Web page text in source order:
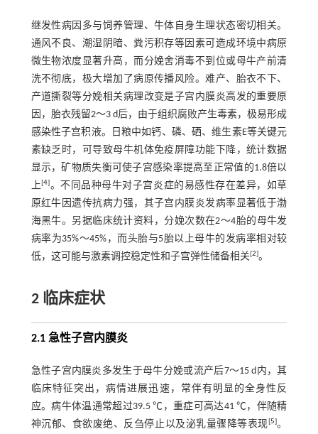
继发性病因多与饲养管理、牛体自身生理状态密切相关。
通风不良、潮湿阴暗、粪污积存等因素可造成环境中病原
微生物浓度显著升高，而分娩舍消毒不到位或母牛产前清
洗不彻底，极大增加了病原传播风险。难产、胎衣不下、
产道撕裂等分娩相关病理改变是子宫内膜炎高发的重要原
因，胎衣残留2～3 d后，由于组织腐败产生毒素，极易形成
感染性子宫积液。日粮中如钙、磷、硒、维生素E等关键元
素缺乏时，可导致母牛机体免疫屏障功能下降，统计数据
显示，矿物质失衡可使子宫感染率提高至正常值的1.8倍以
上[4]。不同品种母牛对子宫炎症的易感性存在差异，如草
原红牛因遗传抗病力强，其子宫内膜炎发病率显著低于渤
海黑牛。另据临床统计资料，分娩次数在2～4胎的母牛发
病率为35%～45%，而头胎与5胎以上母牛的发病率相对较
低，这可能与激素调控稳定性和子宫弹性储备相关[2]。
2 临床症状
2.1 急性子宫内膜炎
急性子宫内膜炎多发生于母牛分娩或流产后7～15 d内，其
临床特征突出，病情进展迅速，常伴有明显的全身性反
应。病牛体温通常超过39.5 ℃，重症可高达41 ℃，伴随精
神沉郁、食欲废绝、反刍停止以及泌乳量骤降等表现[5]。